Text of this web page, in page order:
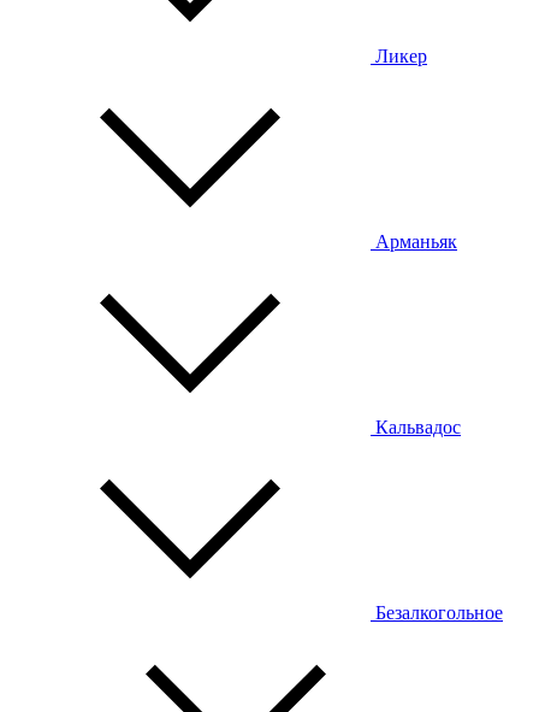
Ликер
Арманьяк
Кальвадос
Безалкогольное